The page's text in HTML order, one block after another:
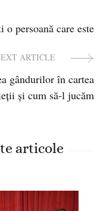
persoană care este
ARTICLE
gândurilor în cartea
și cum să-l jucăm
articole